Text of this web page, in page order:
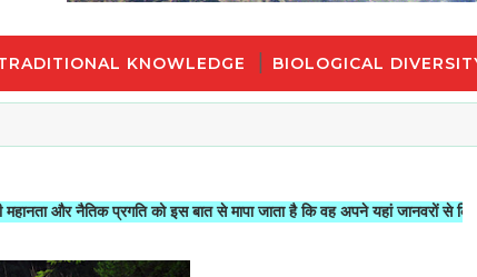
KNOWLEDGE BIOLOGICAL
नैतिक प्रगति को इस बात से मापा जाता है कि वह अपने यहां जानवरों से किस तरह का